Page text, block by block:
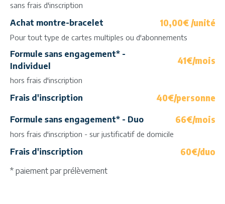
sans frais d'inscription
Achat montre-bracelet 10,00€ /unité
Pour tout type de cartes multiples ou d'abonnements
Formule sans engagement* -
Individuel
41€/mois
hors frais d'inscription
Frais d'inscription 40€/personne
Formule sans engagement* - Duo 66€/mois
hors frais d'inscription - sur justificatif de domicile
Frais d'inscription 60€/duo
* paiement par prélèvement